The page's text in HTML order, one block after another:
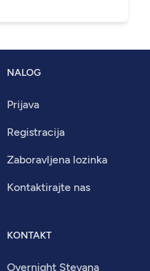
NALOG
Prijava
Registracija
Zaboravljena lozinka
Kontaktirajte nas
KONTAKT
Overnight Stevana